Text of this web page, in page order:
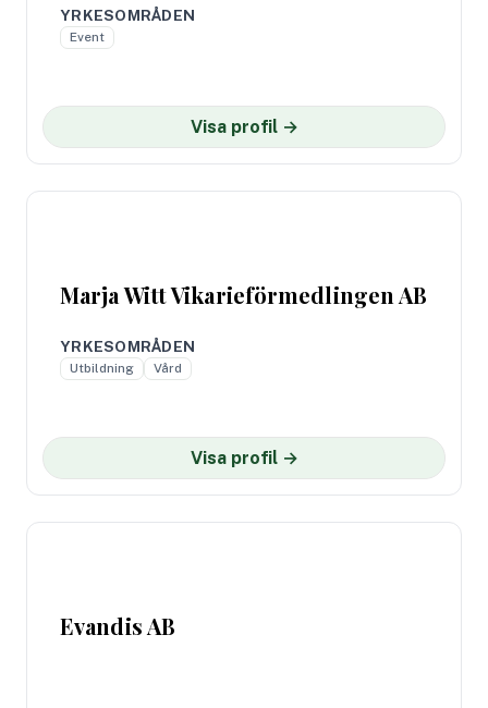
YRKESOMRÅDEN
Event
Visa profil →
Marja Witt Vikarieförmedlingen AB
YRKESOMRÅDEN
Utbildning Vård
Visa profil →
Evandis AB